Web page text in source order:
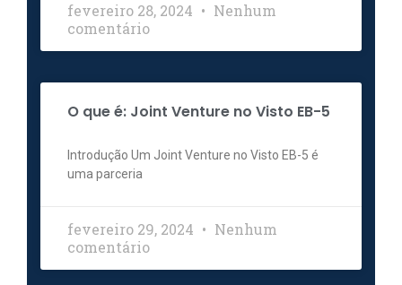
fevereiro 28, 2024
Nenhum
comentário
O que é: Joint Venture no Visto EB-5
Introdução Um Joint Venture no Visto EB-5 é
uma parceria
fevereiro 29, 2024
Nenhum
comentário